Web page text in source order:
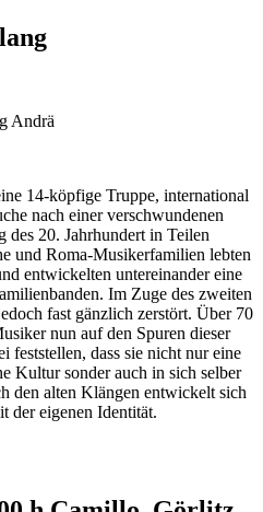
Andrä
14-köpfige Truppe, international
nach einer verschwundenen
20. Jahrhundert in Teilen
und Roma-Musikerfamilien lebten
entwickelten untereinander eine
Im Zuge des zweiten
fast gänzlich zerstört. Über 70
nun auf den Spuren dieser
feststellen, dass sie nicht nur eine
Kultur sonder auch in sich selber
den alten Klängen entwickelt sich
der eigenen Identität.